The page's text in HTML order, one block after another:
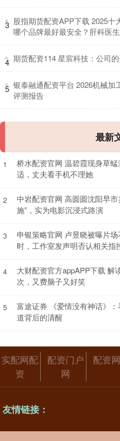
3 股指期货配资APP下载 2025
哪个品牌最好最安全？肝科医
4 期货配资114 星宸科技：公司
5 银泰融通配资平台 2026机械
评测报告
最新
1
桥水配资官网 温碧霞现身草
适，丈夫看手机不理她
2
中岩配资官网 高圆圆沈阳早
施”，实为电影沉浸式路演
3
申银策略官网 卢昱晓被曝片
时，工作室发声明否认相关指
4
大财配资官方appAPP下载 解
次，又费脑子又好笑
5
富途证券 《爱情没有神话》
道背后的清醒
实配网配
资
配资门户
网
配资
友情链接：